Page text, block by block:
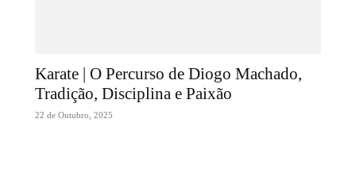
Karate | O Percurso de Diogo Machado,
Tradição, Disciplina e Paixão
22 de Outubro, 2025